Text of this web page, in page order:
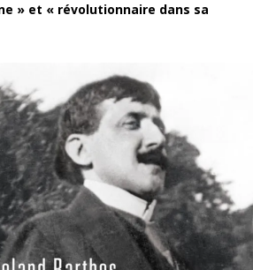
» et « révolutionnaire dans sa